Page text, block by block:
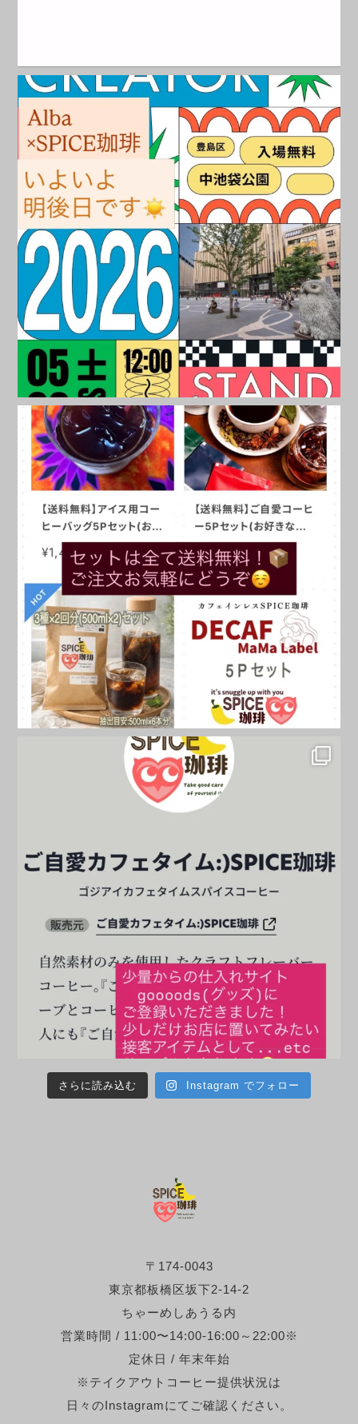
〒174-0043
東京都板橋区坂下2-14-2
ちゃーめしあうる内
営業時間 / 11:00〜14:00-16:00～22:00※
定休日 / 年末年始
※テイクアウトコーヒー提供状況は
日々のInstagramにてご確認ください。
さらに読み込む Instagram でフォロー